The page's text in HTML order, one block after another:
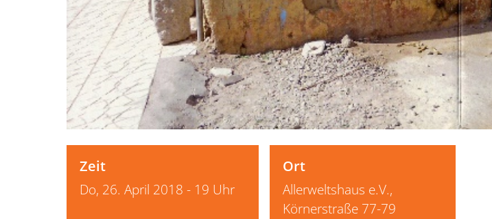
Zeit
Do, 26. April 2018 - 19 Uhr
Ort
Allerweltshaus e.V.,
Körnerstraße 77-79